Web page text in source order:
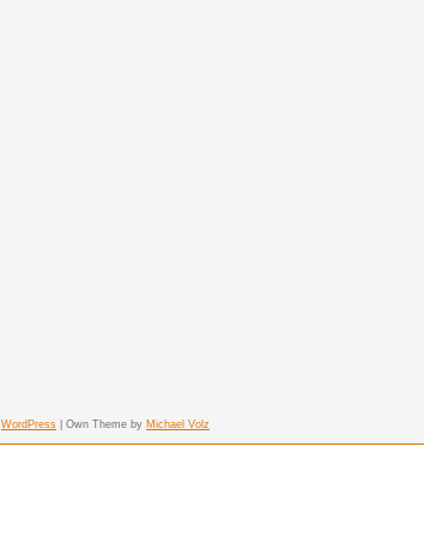
WordPress | Own Theme by Michael Volz